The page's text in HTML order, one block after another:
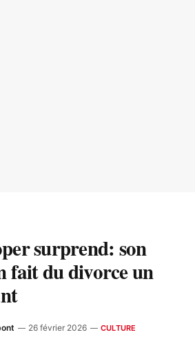
surprend: son
fait du divorce un
26 février 2026 CULTURE